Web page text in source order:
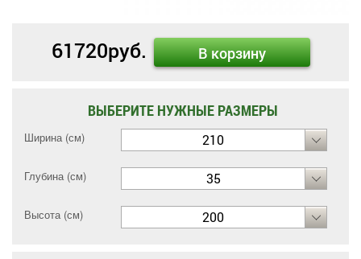
61720руб. В корзину
ВЫБЕРИТЕ НУЖНЫЕ РАЗМЕРЫ
Ширина (см) 210
Глубина (см) 35
Высота (см) 200